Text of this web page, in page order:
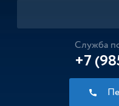
Служба
+7